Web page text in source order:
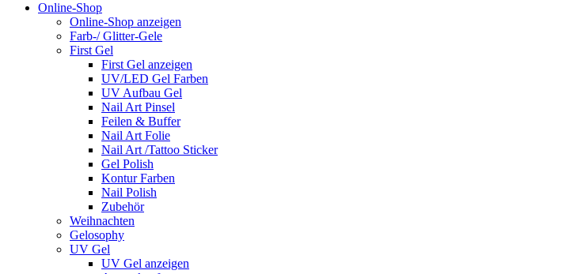
Online-Shop
Online-Shop anzeigen
Farb-/ Glitter-Gele
First Gel
First Gel anzeigen
UV/LED Gel Farben
UV Aufbau Gel
Nail Art Pinsel
Feilen & Buffer
Nail Art Folie
Nail Art /Tattoo Sticker
Gel Polish
Kontur Farben
Nail Polish
Zubehör
Weihnachten
Gelosophy
UV Gel
UV Gel anzeigen